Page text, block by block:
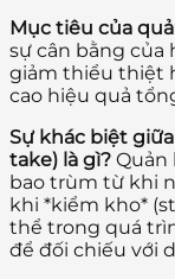
Mục tiêu của
sự cân bằng của
giảm thiểu thiệt
cao hiệu quả
Sự khác biệt
take) là gì? Quản
bao trùm từ khi
khi *kiểm kho*
thể trong quá
để đối chiếu với